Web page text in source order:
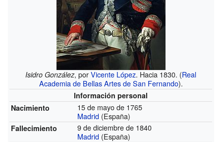
Isidro González, porVicente López. Hacia 1830. (Real
Academia de Bellas Artes de San Fernando).
Información personal
Nacimiento
15 de mayo de 1765
Madrid (España)
Fallecimiento
9 de diciembre de 1840
Madrid (España)